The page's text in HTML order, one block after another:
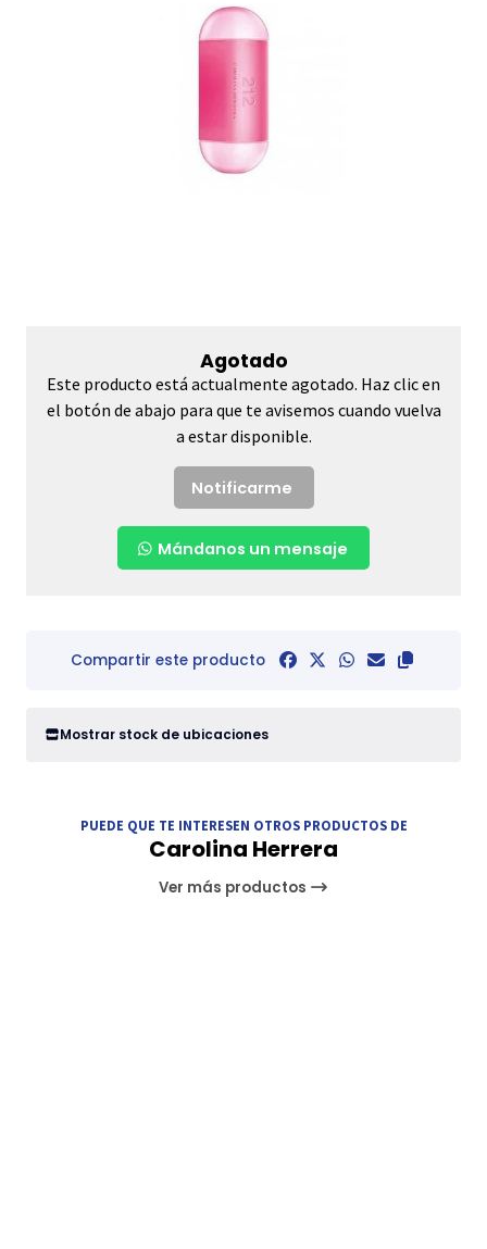
Agotado
Este producto está actualmente agotado. Haz clic en
el botón de abajo para que te avisemos cuando vuelva
a estar disponible.
Notificarme
Mándanos un mensaje
Compartir este producto
Mostrar stock de ubicaciones
PUEDE QUE TE INTERESEN OTROS PRODUCTOS DE
Carolina Herrera
Ver más productos